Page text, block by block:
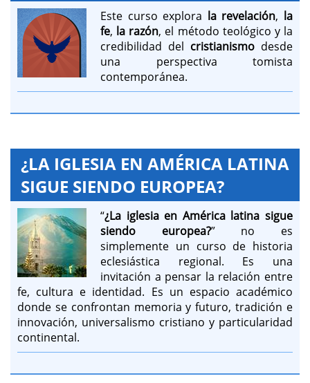
Este curso explora la revelación, la
fe, la razón, el método teológico y la
credibilidad del cristianismo desde
una perspectiva tomista
contemporánea.
¿LA IGLESIA EN AMÉRICA LATINA
SIGUE SIENDO EUROPEA?
“¿La iglesia en América latina sigue
siendo europea?” no es
simplemente un curso de historia
eclesiástica regional. Es una
invitación a pensar la relación entre
fe, cultura e identidad. Es un espacio académico
donde se confrontan memoria y futuro, tradición e
innovación, universalismo cristiano y particularidad
continental.